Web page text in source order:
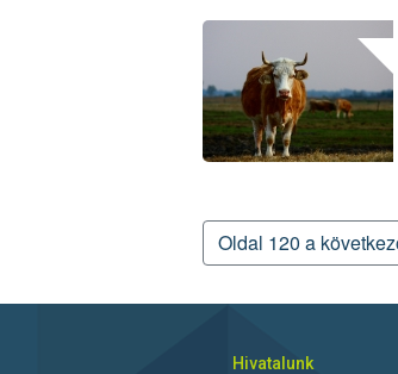
Oldal 120 a
Hivatalunk